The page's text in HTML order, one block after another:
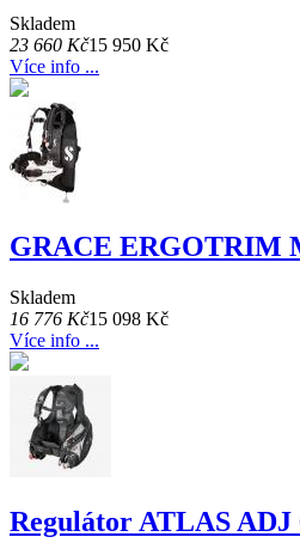
Skladem
23 660 Kč15 950 Kč
Více info ...
GRACE ERGOTRIM
Skladem
16 776 Kč15 098 Kč
Více info ...
Regulátor ATLAS ADJ